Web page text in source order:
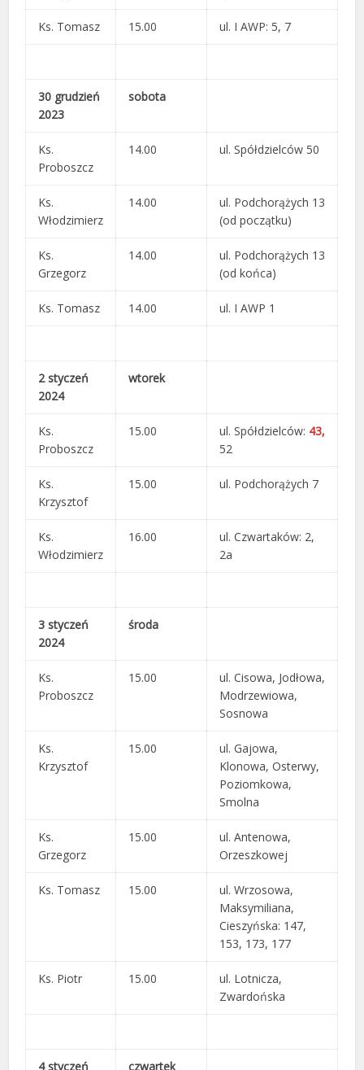
Ks. Tomasz 15.00 ul. I AWP: 5, 7
30 grudzień
2023
sobota
Ks.
Proboszcz
14.00 ul. Spółdzielców 50
Ks.
Włodzimierz
14.00
ul. Podchorążych 13
(od początku)
Ks.
Grzegorz
14.00
ul. Podchorążych 13
(od końca)
Ks. Tomasz 14.00 ul. I AWP 1
2 styczeń
2024
wtorek
Ks.
Proboszcz
15.00 ul. Spółdzielców: 43,
52
Ks.
Krzysztof
15.00 ul. Podchorążych 7
Ks.
Włodzimierz
16.00
ul. Czwartaków: 2,
2a
3 styczeń
2024
środa
Ks.
Proboszcz
15.00
ul. Cisowa, Jodłowa,
Modrzewiowa,
Sosnowa
Ks.
Krzysztof
15.00
ul. Gajowa,
Klonowa, Osterwy,
Poziomkowa,
Smolna
Ks.
Grzegorz
15.00
ul. Antenowa,
Orzeszkowej
Ks. Tomasz 15.00
ul. Wrzosowa,
Maksymiliana,
Cieszyńska: 147,
153, 173, 177
Ks. Piotr 15.00
ul. Lotnicza,
Zwardońska
4 styczeń czwartek